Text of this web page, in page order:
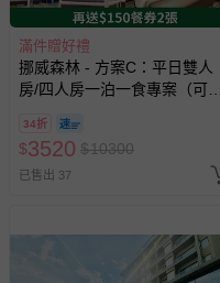
滿件贈好禮
挪威森林 - 方案C：平日雙人
房/四人房一泊一食專案（可免
兩張『價值$150』餐券,贈品效
期至27/5/20）-無使用期限
34折
$3520 $10300
已售出 37